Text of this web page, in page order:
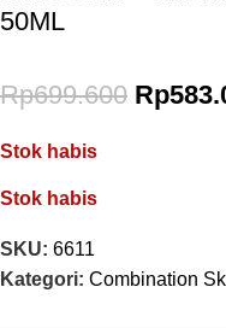
50ML
Rp699.600 Rp
Stok habis
Stok habis
SKU: 6611
Kategori: Combination